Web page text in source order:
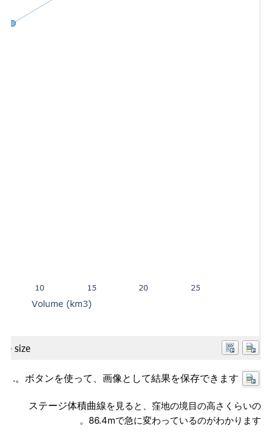
ステージ体積曲線を見ると、窪地の境目の高さくらいの
86.4mで急に変わっているのがわかります。